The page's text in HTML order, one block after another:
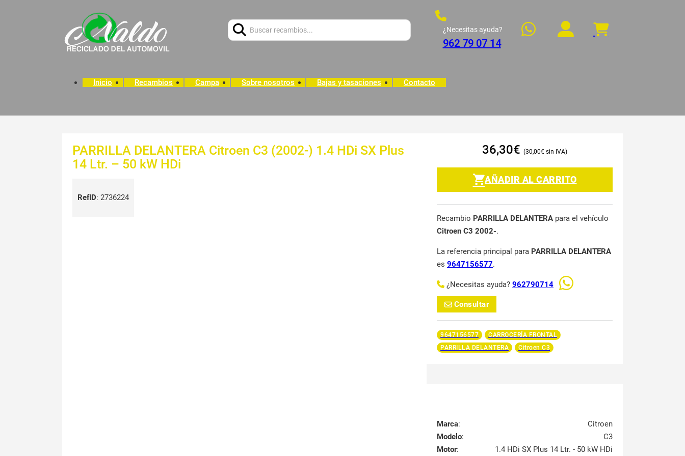
¿Necesitas ayuda?
962 79 07 14
Inicio Recambios Campa Sobre nosotros Bajas y tasaciones Contacto
PARRILLA DELANTERA Citroen C3 (2002-) 1.4 HDi SX Plus
14 Ltr. – 50 kW HDi
RefID: 2736224
36,30€ 30,00€
AÑADIR AL CARRITO
Recambio PARRILLA DELANTERA para el vehículo
Citroen C3 2002-.
La referencia principal para PARRILLA DELANTERA
es 9647156577.
¿Necesitas ayuda? 962790714
Consultar
9647156577
CARROCERÍA FRONTAL
PARRILLA DELANTERA
Citroen C3
Marca:
Citroen
Modelo:
C3
Motor: 1.4 HDi SX Plus 14 Ltr. - 50 kW HDi